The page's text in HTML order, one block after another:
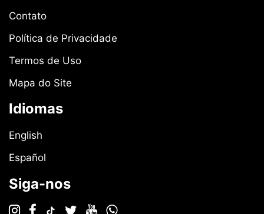
Contato
Política de Privacidade
Termos de Uso
Mapa do Site
Idiomas
English
Español
Siga-nos